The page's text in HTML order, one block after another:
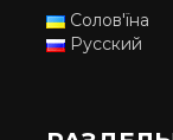
Солов'їна
Русский